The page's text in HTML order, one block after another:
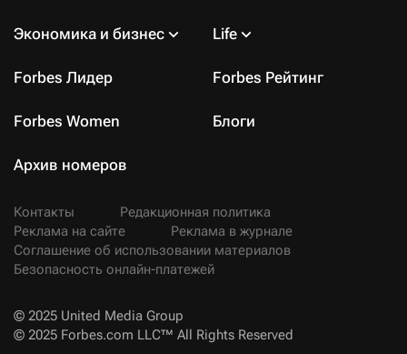
Экономика и бизнес Life
Forbes Лидер Forbes Рейтинг
Forbes Women Блоги
Архив номеров
Контакты
Редакционная политика
Реклама на сайте
Реклама в журнале
Соглашение об использовании материалов
Безопасность онлайн-платежей
© 2025 United Media Group
© 2025 Forbes.com LLC™ All Rights Reserved